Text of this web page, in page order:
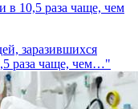
в 10,5 раза чаще, чем
заразившихся
раза чаще, чем…"